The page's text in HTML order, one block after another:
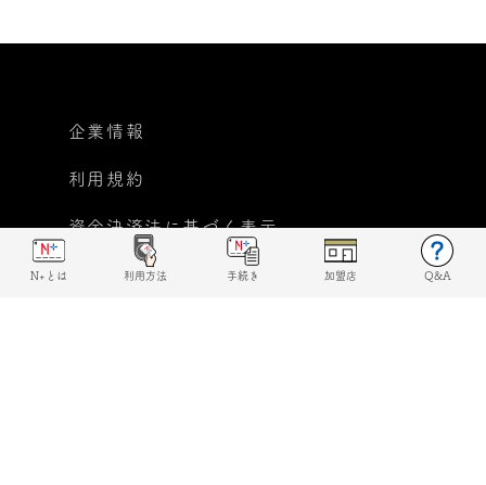
企業情報
利用規約
資金決済法に基づく表示
個人情報保護方針
N+とは 利用方法 手続き 加盟店 Q&A